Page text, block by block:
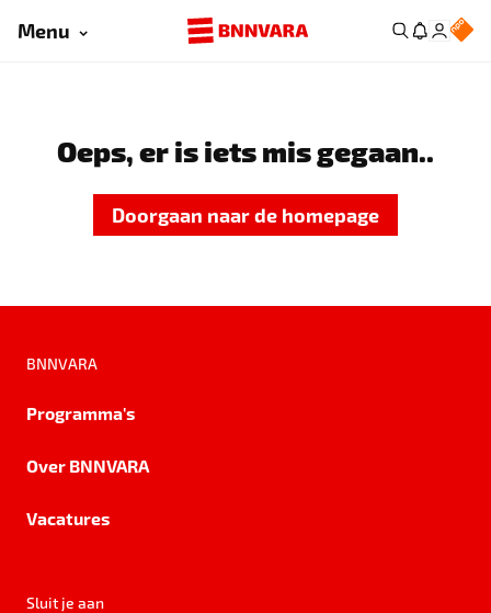
Menu
Oeps, er is iets mis gegaan..
Doorgaan naar de homepage
BNNVARA
Programma's
Over BNNVARA
Vacatures
Sluit je aan